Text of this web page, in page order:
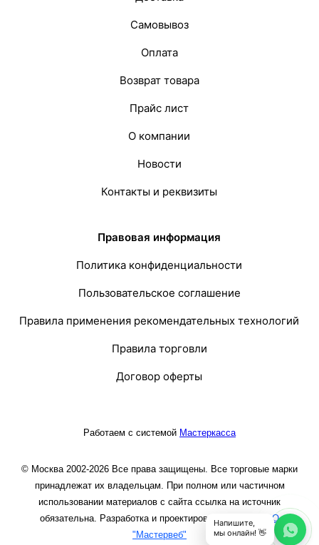
Самовывоз
Оплата
Возврат товара
Прайс лист
О компании
Новости
Контакты и реквизиты
Правовая информация
Политика конфиденциальности
Пользовательское соглашение
Правила применения рекомендательных технологий
Правила торговли
Договор оферты
Работаем с системой Мастеркасса
© Москва 2002-2026 Все права защищены. Все торговые марки
принадлежат их владельцам. При полном или частичном
использовании материалов с сайта ссылка на источник
обязательна. Разработка и проектирование сайта
ООО
"Мастервеб"
Напишите,
мы онлайн! 👋